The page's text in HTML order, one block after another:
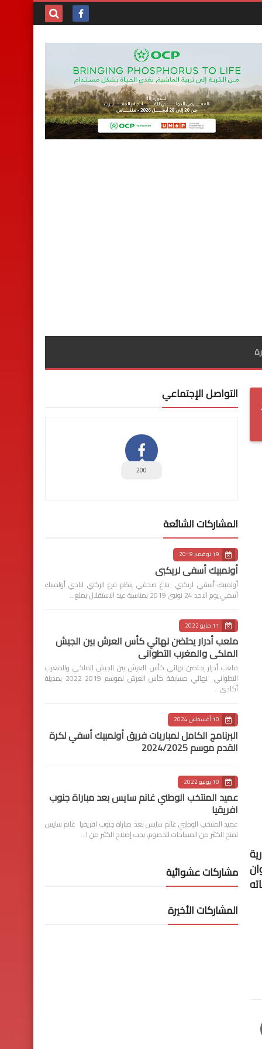
الإلكترونية
التواصل الإجتماعي
200
المشاركات الشائعة
19 نوفمبر 2019
أولمبيك أسفي لريكبي
أولمبيك أسفي لريكبي بلاغ صحفي ينظم فرع الركبي لنادي أولمبيك
أسفي يوم الاحد 24 نونبى 2019 بمناسبة عيد الاستقلال بملع…
11 مايو 2022
ملعب أدرار يحتضن نهائي كأس العرش بين الجيش
الملكي والمغرب التطواني
ملعب أدرار يحتضن نهائي كأس العرش بين الجيش الملكي والمغرب
التطواني نهائي مسابقة كأس العرش لموسم 2019 2022 بمدينة
أكادي…
10 أغسطس 2024
البرنامج الكامل لمباريات فريق أولمبيك أسفي لكرة
القدم موسم 2024/2025
10 يونيو 2022
عميد المنتخب الوطني غانم سايس بعد مباراة جنوب
افريقيا
عميد المنتخب الوطني غانم سايس بعد مباراة جنوب افريقيا غانم سايس
نمنح الكثير من المساحات للخصوم، يجب إصلاح الكثير من ا…
مشاركات عشوائية
المشاركات الأخيرة